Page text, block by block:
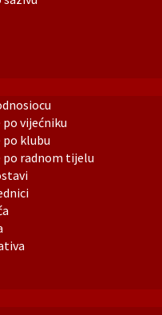
vijećniku
klubu
radnom tijelu